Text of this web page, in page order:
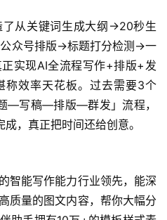
从关键词生成大纲→20秒生
众号排版→标题打分检测→一
实现AI全流程写作+排版+发
称效率天花板。过去需要3个
—写稿—排版—群发」流程，
，真正把时间还给创意。